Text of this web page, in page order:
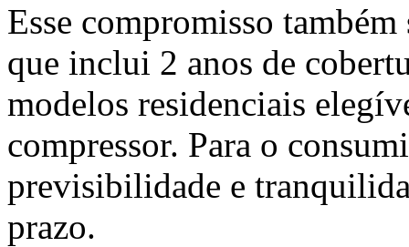
Esse compromisso
que inclui 2 anos de
modelos residenciais
compressor. Para o
previsibilidade e
prazo.